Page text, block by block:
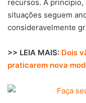
recursos. A princípio,
situações seguem
consideravelmente
>> LEIA MAIS: Dois
praticarem nova